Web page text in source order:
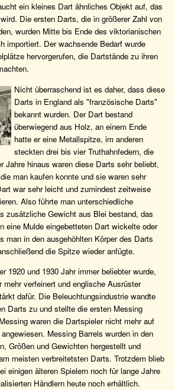
ein kleines Dart ähnliches Objekt auf, das
Die ersten Darts, die in größerer Zahl von
wurden Mitte bis Ende des viktorianischen
importiert. Der wachsende Bedarf wurde
hervorgerufen, die Dartstände zu ihren
Nicht überraschend ist es daher, dass diese
Darts in England als "französische Darts"
bekannt wurden. Der Dart bestand
überwiegend aus Holz, an einem Ende
hatte er eine Metallspitze, im anderen
steckten drei bis vier Truthahnfedern, die
Jahre hinaus waren diese Darts sehr beliebt,
man kaufen konnte und sie waren sehr
war sehr leicht und zumindest zeitweise
Also führte man unterschiedliche
zusätzliche Gewicht aus Blei bestand, das
eine Mulde eingebetteten Dart wickelte oder
man in den ausgehöhlten Körper des Darts
die Spitze wieder anfügte.
1920 und 1930 Jahr immer beliebter wurde,
verfeinert und englische Ausrüster
dafür. Die Beleuchtungsindustrie wandte
Darts zu und stellte die ersten Messing
waren die Dartspieler nicht mehr auf
Messing Barrels wurden in den
Größen und Gewichten hergestellt und
meisten verbreitetsten Darts. Trotzdem blieb
einigen älteren Spielern noch für lange Jahre
Händlern heute noch erhältlich.